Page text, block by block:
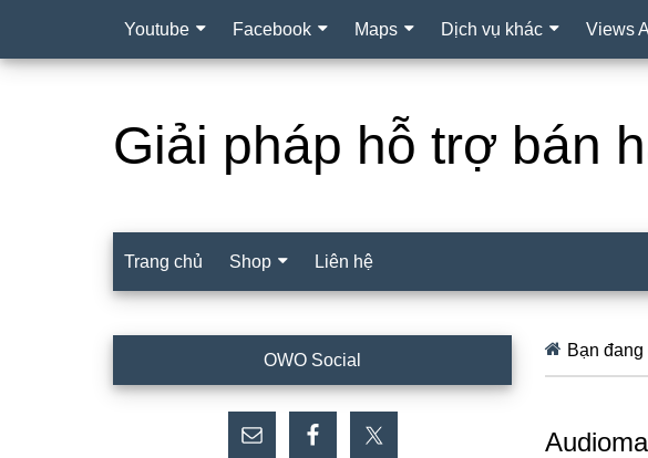
Youtube Facebook Maps Dịch vụ khác Views
Giải pháp hỗ trợ bán
Trang chủ Shop Liên hệ
Bạn đang
chính
OWO Social